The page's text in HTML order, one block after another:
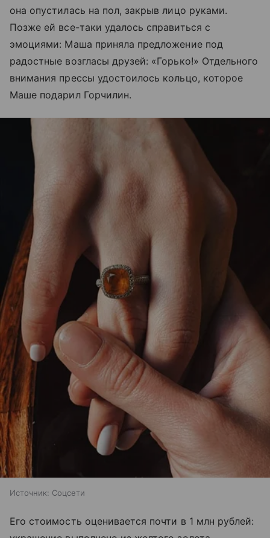
она опустилась на пол, закрыв лицо руками.
Позже ей все-таки удалось справиться с
эмоциями: Маша приняла предложение под
радостные возгласы друзей: «Горько!» Отдельного
внимания прессы удостоилось кольцо, которое
Маше подарил Горчилин.
Источник: Соцсети
Его стоимость оценивается почти в 1 млн рублей: